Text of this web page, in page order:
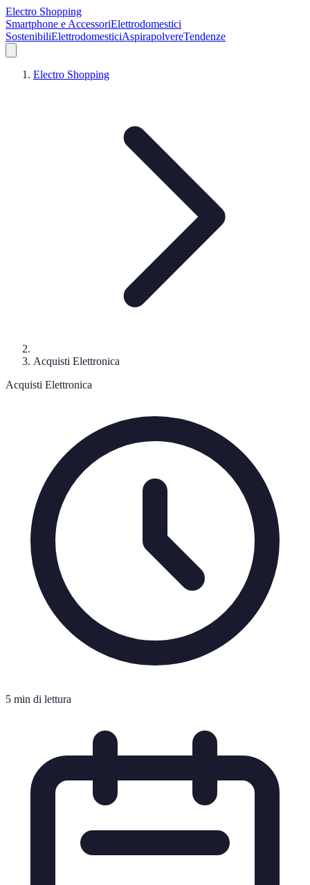
Electro Shopping
Smartphone e AccessoriElettrodomestici
SostenibiliElettrodomesticiAspirapolvereTendenze
Electro Shopping
Acquisti Elettronica
Acquisti Elettronica
5 min di lettura